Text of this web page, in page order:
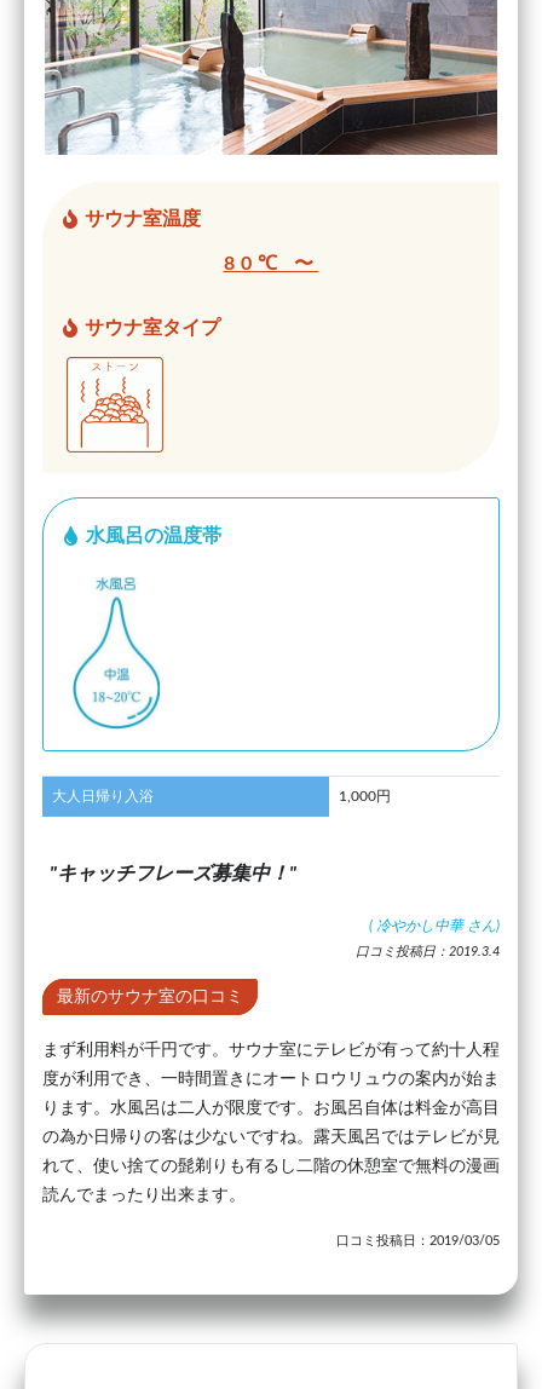
サウナ室温度
80℃ 〜
サウナ室タイプ
水風呂の温度帯
大人日帰り入浴 1,000円
キャッチフレーズ募集中！
( 冷やかし中華 さん)
口コミ投稿日：2019.3.4
最新のサウナ室の口コミ
まず利用料が千円です。サウナ室にテレビが有って約十人程
度が利用でき、一時間置きにオートロウリュウの案内が始ま
ります。水風呂は二人が限度です。お風呂自体は料金が高目
の為か日帰りの客は少ないですね。露天風呂ではテレビが見
れて、使い捨ての髭剃りも有るし二階の休憩室で無料の漫画
読んでまったり出来ます。
口コミ投稿日：2019/03/05